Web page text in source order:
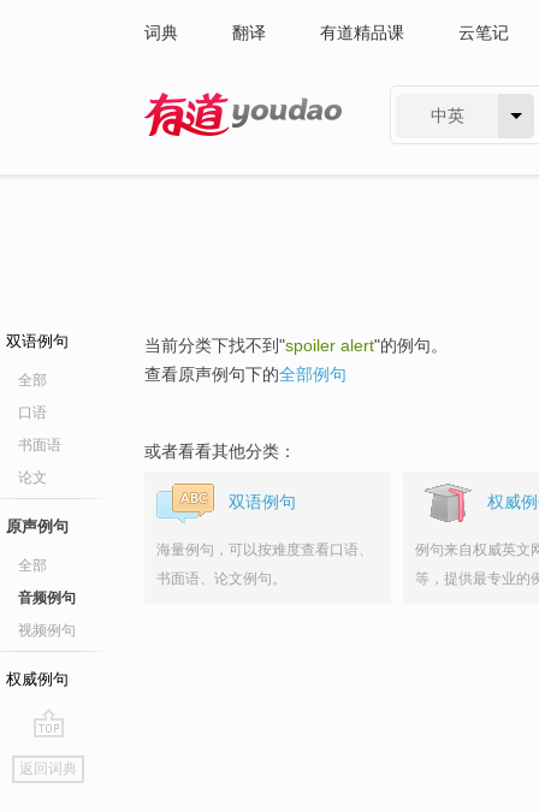
词典 翻译 有道精品课 云笔记
中英
双语例句
全部
口语
书面语
论文
原声例句
全部
音频例句
视频例句
权威例句
go
top
返回词典
当前分类下找不到"spoiler alert"的例句。
查看原声例句下的全部例句
或者看看其他分类：
双语例句
海量例句，可以按难度查看口语、
书面语、论文例句。
权威
例句来自权威英文
等，提供最专业的